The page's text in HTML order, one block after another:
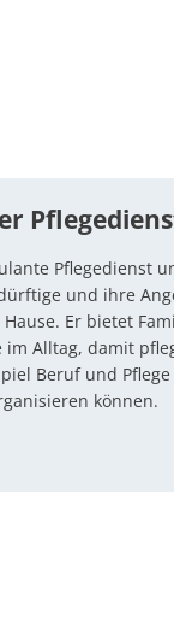
Pflegedienst
und ihre
Hause. Er bietet
im Alltag, damit
Beruf und
können.